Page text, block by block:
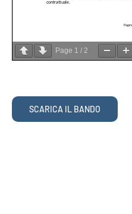
Page 1 / 2
SCARICA IL BANDO